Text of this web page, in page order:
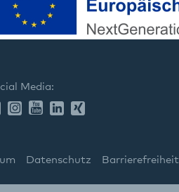
Media:
Datenschutz Barrierefreiheit